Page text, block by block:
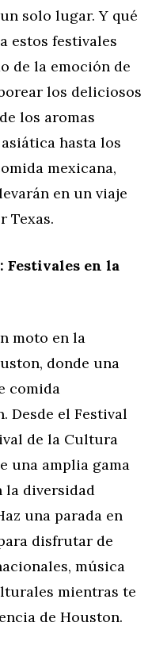
solo lugar. Y qué
estos festivales
de la emoción de
los deliciosos
los aromas
hasta los
mexicana,
en un viaje
Texas.
Festivales en la
moto en la
donde una
comida
Desde el Festival
de la Cultura
una amplia gama
la diversidad
una parada en
disfrutar de
música
mientras te
de Houston.